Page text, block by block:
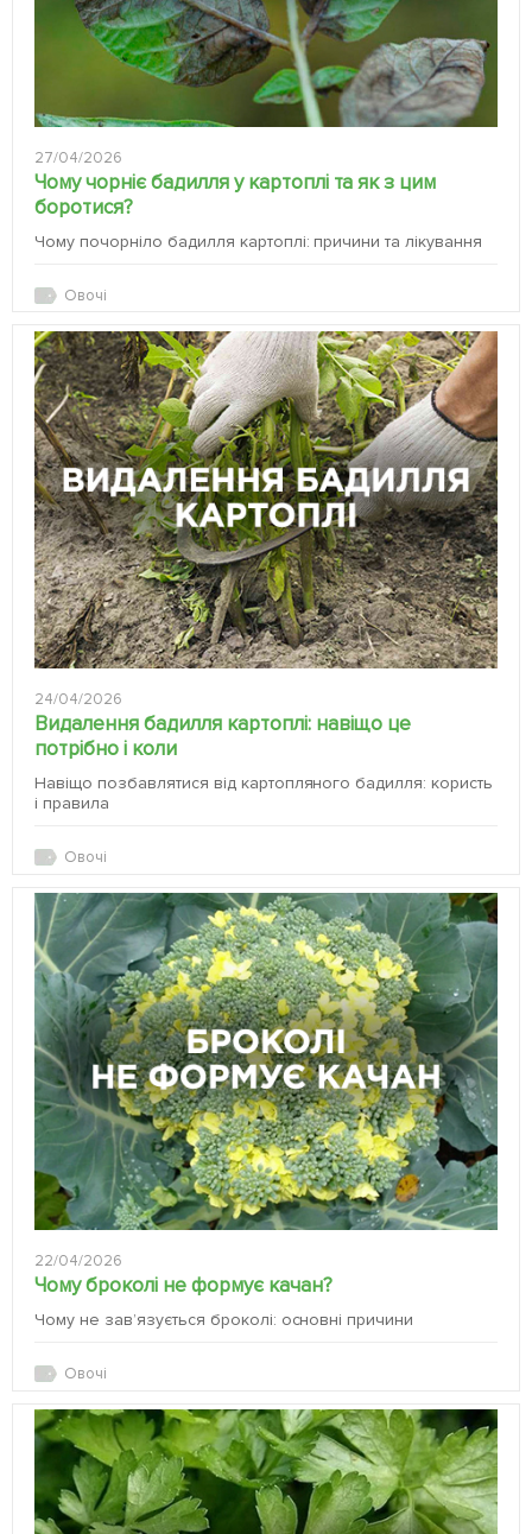
27/04/2026
Чому чорніє бадилля у картоплі та як з цим
боротися?
Чому почорніло бадилля картоплі: причини та лікування
Овочі
24/04/2026
Видалення бадилля картоплі: навіщо це
потрібно і коли
Навіщо позбавлятися від картопляного бадилля: користь
і правила
Овочі
22/04/2026
Чому броколі не формує качан?
Чому не зав’язується броколі: основні причини
Овочі